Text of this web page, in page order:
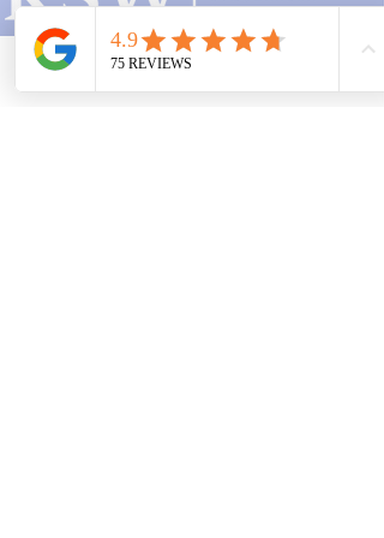
Studierende
Standorte